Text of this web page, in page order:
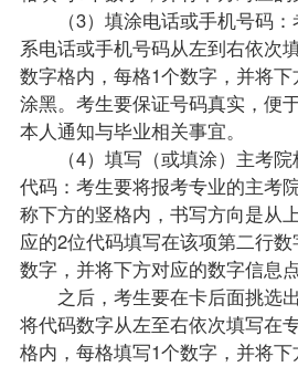
（3）填涂电话或手机号码：
系电话或手机号码从左到右依次
数字格内，每格1个数字，并将
涂黑。考生要保证号码真实，便
本人通知与毕业相关事宜。
（4）填写（或填涂）主考院
代码：考生要将报考专业的主考
称下方的竖格内，书写方向是从
应的2位代码填写在该项第二行
数字，并将下方对应的数字信息点
之后，考生要在卡后面挑选出
将代码数字从左至右依次填写在
格内，每格填写1个数字，并将